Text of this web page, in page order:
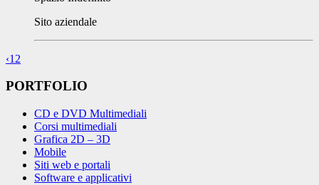
Sito aziendale
‹1 2
PORTFOLIO
CD e DVD Multimediali
Corsi multimediali
Grafica 2D – 3D
Mobile
Siti web e portali
Software e applicativi